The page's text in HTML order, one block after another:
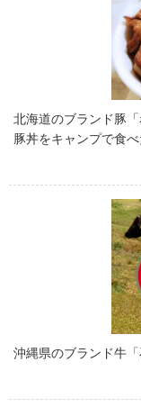
北海道のブランド豚
豚丼をキャンプで食
沖縄県のブランド牛